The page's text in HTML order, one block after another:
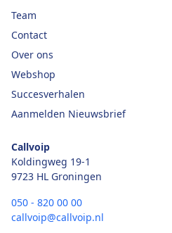
Team
Contact
Over ons
Webshop
Succesverhalen
Aanmelden Nieuwsbrief
Callvoip
Koldingweg 19-1
9723 HL Groningen
050 - 820 00 00
callvoip@callvoip.nl